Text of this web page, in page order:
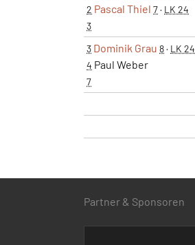
2 Pascal Thiel 7· LK 24
3
3 Dominik Grau 8· LK 24
4 Paul Weber
7
Partner & Sponsoren